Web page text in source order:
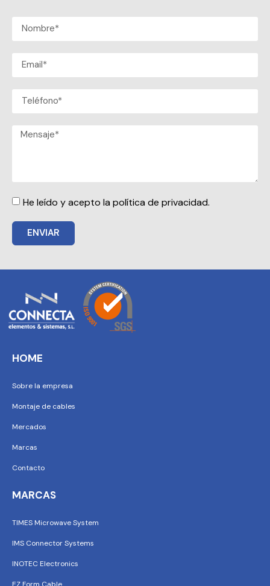
He leído y acepto la política de privacidad.
ENVIAR
HOME
Sobre la empresa
Montaje de cables
Mercados
Marcas
Contacto
MARCAS
TIMES Microwave System
IMS Connector Systems
INOTEC Electronics